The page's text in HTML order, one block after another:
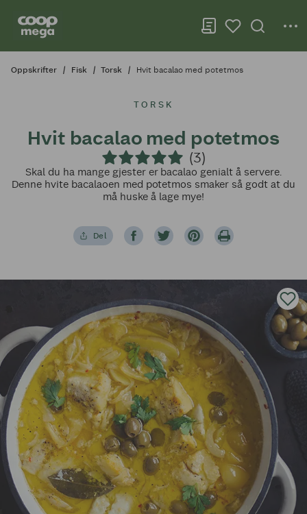
Oppskrifter Fisk Torsk Hvit bacalao med potetmos
TORSK
Hvit bacalao med potetmos
(3)
Skal du ha mange gjester er bacalao genialt å servere.
Denne hvite bacalaoen med potetmos smaker så godt at du
må huske å lage mye!
Del